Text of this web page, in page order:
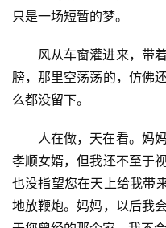
生
情
感
旅
只是一场短暂的梦。
风从车窗灌进来，带
膀，那里空荡荡的，仿佛
么都没留下。
人在做，天在看。妈
孝顺女婿，但我还不至于
也没指望您在天上给我带
地放鞭炮。妈妈，以后我